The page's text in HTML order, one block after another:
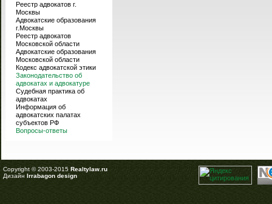
Реестр адвокатов г.
Москвы
Адвокатские образования
г.Москвы
Реестр адвокатов
Московской области
Адвокатские образования
Московской области
Кодекс адвокатской этики
Законодательство об
адвокатах и адвокатуре
Судебная практика об
адвокатах
Информация об
адвокатских палатах
субъектов РФ
Вопросы-ответы
Copyright © 2003-2015 Realtylaw.ru
Дизайн Irrabagon design